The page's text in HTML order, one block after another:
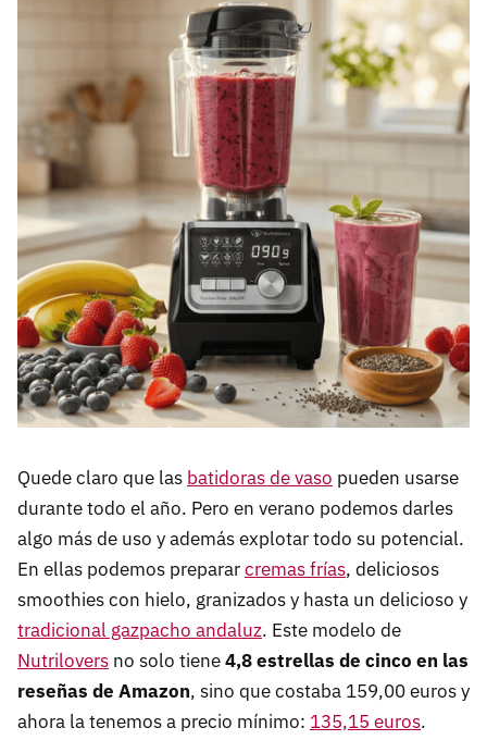
Quede claro que las batidoras de vaso pueden usarse
durante todo el año. Pero en verano podemos darles
algo más de uso y además explotar todo su potencial.
En ellas podemos prepararcremas frías, deliciosos
smoothies con hielo, granizados y hasta un delicioso y
tradicional gazpacho andaluz. Este modelo de
Nutrilovers no solo tiene4,8 estrellas de cinco en las
reseñas de Amazon, sino que costaba 159,00 euros y
ahora la tenemos a precio mínimo: 135,15 euros.